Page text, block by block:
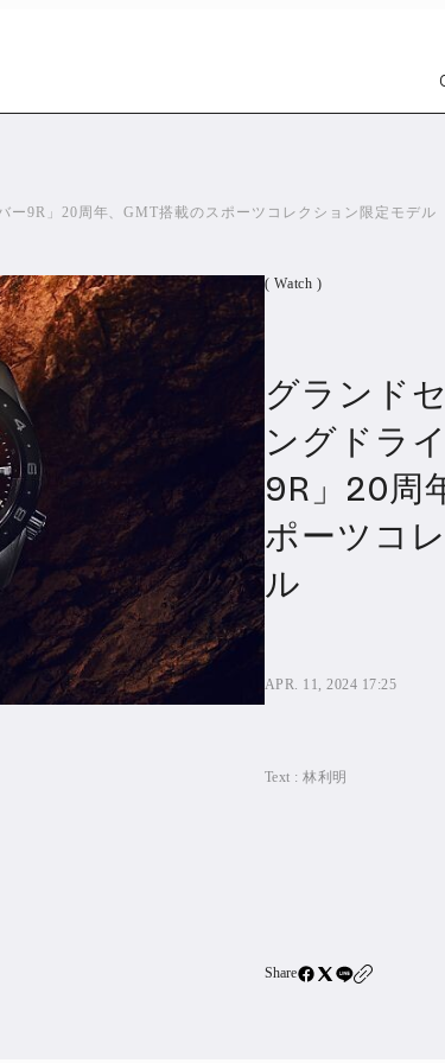
Car1301
PR
住宅ロー
SBIネオ
Feature
ー9R」20周年、GMT搭載のスポーツコレクション限定モデル
( Watch )
グランド
ングドラ
9R」20周
ポーツコ
ル
APR. 11, 2024 17:25
Text :林利明
Share